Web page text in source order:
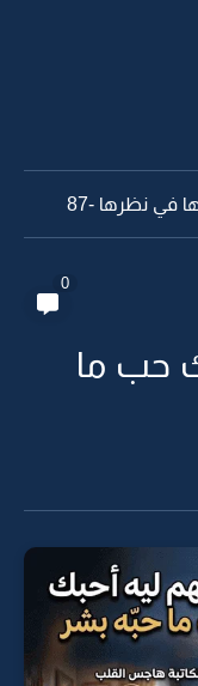
في نظرها -86
0
حب ما